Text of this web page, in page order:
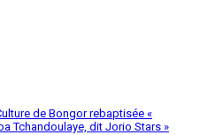
de Bongor rebaptisée «
Tchandoulaye, dit Jorio Stars »